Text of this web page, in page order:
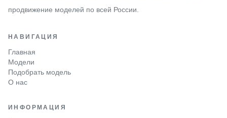
продвижение моделей по всей России.
НАВИГАЦИЯ
Главная
Модели
Подобрать модель
О нас
ИНФОРМАЦИЯ